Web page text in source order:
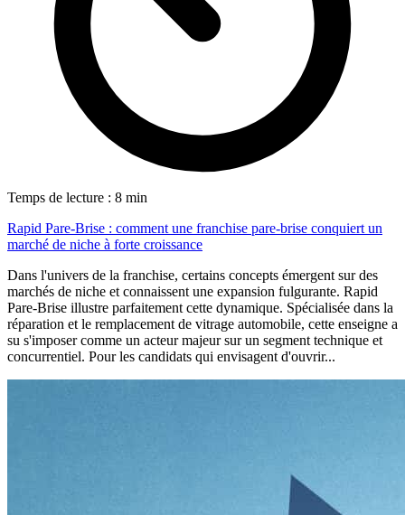
Temps de lecture : 8 min
Rapid Pare-Brise : comment une franchise pare-brise conquiert un
marché de niche à forte croissance
Dans l'univers de la franchise, certains concepts émergent sur des
marchés de niche et connaissent une expansion fulgurante. Rapid
Pare-Brise illustre parfaitement cette dynamique. Spécialisée dans la
réparation et le remplacement de vitrage automobile, cette enseigne a
su s'imposer comme un acteur majeur sur un segment technique et
concurrentiel. Pour les candidats qui envisagent d'ouvrir...